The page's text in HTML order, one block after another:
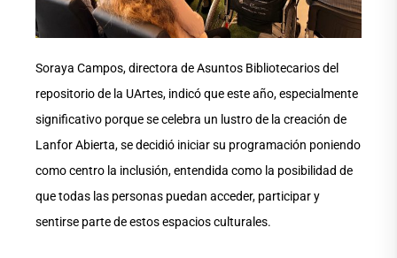
Soraya Campos, directora de Asuntos Bibliotecarios del
repositorio de la UArtes, indicó que este año, especialmente
significativo porque se celebra un lustro de la creación de
Lanfor Abierta, se decidió iniciar su programación poniendo
como centro la inclusión, entendida como la posibilidad de
que todas las personas puedan acceder, participar y
sentirse parte de estos espacios culturales.